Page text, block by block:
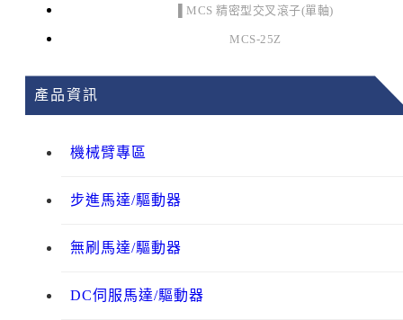
▌MCS 精密型交叉滾子(單軸)
MCS-25Z
產品資訊
機械臂專區
步進馬達/驅動器
無刷馬達/驅動器
DC伺服馬達/驅動器